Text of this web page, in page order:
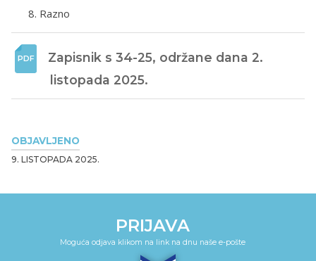
OBJAVLJENO
9. LISTOPADA 2025.
Razno
Zapisnik s 34-25, održane dana 2.
listopada 2025.
PRIJAVA
Moguća odjava klikom na link na dnu naše e-pošte